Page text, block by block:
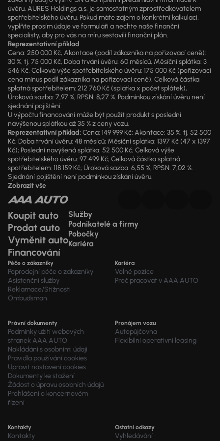
úvěru. AURES Holdings a.s. je samostatným zprostředkovatelem
spotřebitelského úvěru. Pokud máte zájem o konkrétní kalkulaci,
vyplňte prosím údaje ve formuláři a nechte naše finanční
specialisty, aby pro vás na míru sestavili finanční plán.
Reprezentativní příklad
Cena: 250 000 Kč, Akontace (podíl zákazníka na pořizovací ceně):
30 %, tj. 75 000 Kč, Doba trvání úvěru: 60 měsíců, Měsíční splátka: 3
546 Kč, Celková výše spotřebitelského úvěru: 175 000 Kč (pořizovací
cena mínus podíl zákazníka na pořizovací ceně), Celková částka
splatná spotřebitelem: 212 760 Kč (splátka x počet splátek),
Úroková sazba: 7,97 %, RPSN: 8,27 %. Podmínkou získání úvěru není
sjednání pojištění.
U výpočtu financování může být použit produkt s poslední
navýšenou splátkou až 35 % z ceny vozu.
Reprezentativní příklad:Cena: 149 999 Kč; Akontace: 35 %, tj. 52 500
Kč; Doba trvání úvěru: 48 měsíců; Měsíční splátka: 1397 Kč (47 x 1397
Kč); Poslední navýšená splátka: 52 500 Kč; Celková výše
spotřebitelského úvěru: 97 499 Kč; Celková částka splatná
spotřebitelem: 118 159 Kč; Úroková sazba: 6,55 %; RPSN: 7,02 %.
Sjednání pojištění není podmínkou získání úvěru.
Zobrazit vše
Koupit auto
Prodat auto
Vyměnit auto
Financování
Služby
Podnikatelé a firmy
Pobočky
Kariéra
Péče o zákazníky
Poprodejní péče o zákazníky
Asistenční služby
Reklamace/Stížnosti
Ombudsman
Kariéra
Volné pozice
Proč pracovat v AAA AUTO
Právní dokumenty
Podmínky užití webových
stránek AAA AUTO
Nakládání s osobními údaji
Pravidla používání cookies
Upravit nastavení cookies
Dokumenty ke stažení
Žádost o úpravu osobních údajů
Prohlášení o koncernovém
řízení
Pronájem vozu
Autopůjčovna
Flexibilní operativní leasing
Kontakty
Kontakty
Ostatní odkazy
Vyhledávání